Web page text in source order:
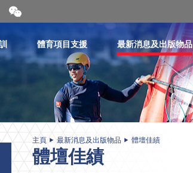
開
合
二
維
體育項目支援 最新消息及出版物品
主頁 最新消息及出版物品 體壇佳績
體壇佳績